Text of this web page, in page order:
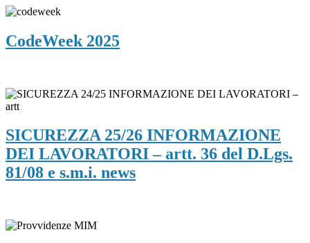
CodeWeek 2025
SICUREZZA 25/26 INFORMAZIONE
DEI LAVORATORI – artt. 36 del D.Lgs.
81/08 e s.m.i. news